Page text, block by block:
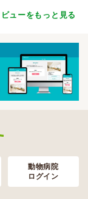
ューをもっと見る
動物病院
ログイン